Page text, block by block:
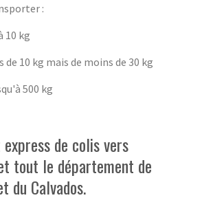
:
10 kg
de 10 kg mais de moins de 30 kg
500 kg
de colis vers
tout le département de
du Calvados.